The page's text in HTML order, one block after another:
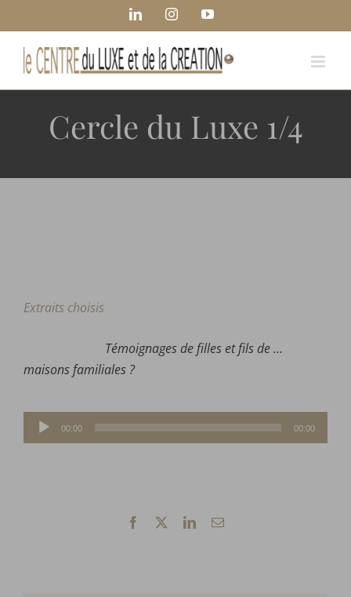
au
contenu
LinkedInInstagramYouTube
Cercle du Luxe 1/4
Extraits choisis
Témoignages de filles et fils de …
maisons familiales ?
Lecteur
audio
00:00 00:00
Facebook LinkedInEmail
Panneau de gestion des cookies